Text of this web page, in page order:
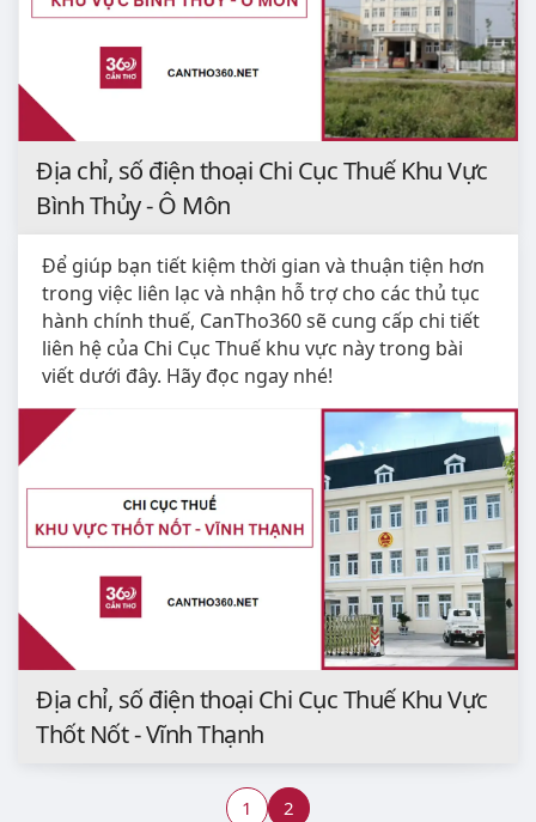
Địa chỉ, số điện thoại Chi Cục Thuế Khu Vực
Bình Thủy - Ô Môn
Để giúp bạn tiết kiệm thời gian và thuận tiện hơn
trong việc liên lạc và nhận hỗ trợ cho các thủ tục
hành chính thuế, CanTho360 sẽ cung cấp chi tiết
liên hệ của Chi Cục Thuế khu vực này trong bài
viết dưới đây. Hãy đọc ngay nhé!
Địa chỉ, số điện thoại Chi Cục Thuế Khu Vực
Thốt Nốt - Vĩnh Thạnh
1 2